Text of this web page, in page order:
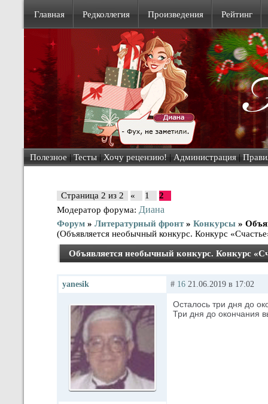
Главная Редколлегия Произведения Рейтинг
Полезное | Тесты | Хочу рецензию! | Администрация |
Страница 2 из 2 « 1
2
Модератор форума: Диана
Форум » Литературный фронт » Конкурсы »
(Объявляется необычный конкурс. Конкурс
Объявляется необычный конкурс. Конкурс
yanesik # 16 21.06.2019 в 17:02
Осталось три дня до
Три дня до окончания